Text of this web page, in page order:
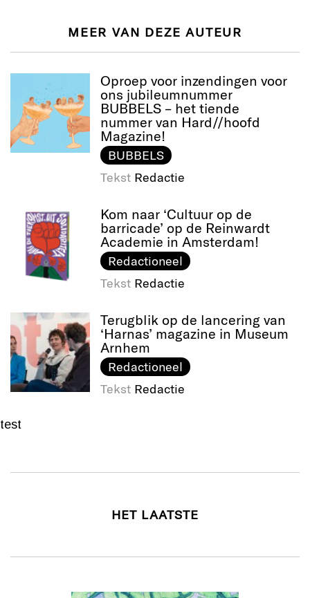
MEER VAN DEZE AUTEUR
Oproep voor inzendingen voor
ons jubileumnummer
BUBBELS – het tiende
nummer van Hard//hoofd
Magazine!
BUBBELS
Tekst Redactie
Kom naar ‘Cultuur op de
barricade’ op de Reinwardt
Academie in Amsterdam!
Redactioneel
Tekst Redactie
Terugblik op de lancering van
‘Harnas’ magazine in Museum
Arnhem
Redactioneel
Tekst Redactie
test
HET LAATSTE